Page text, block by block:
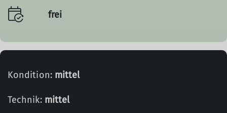
frei
Kondition: mittel
Technik: mittel